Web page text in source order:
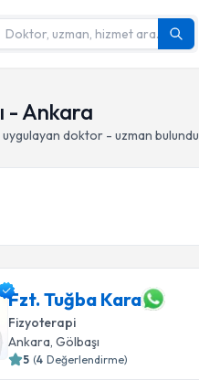
- Ankara
uygulayan doktor - uzman bulundu
Fzt. Tuğba Kara
Fizyoterapi
Ankara, Gölbaşı
5 (4 Değerlendirme)